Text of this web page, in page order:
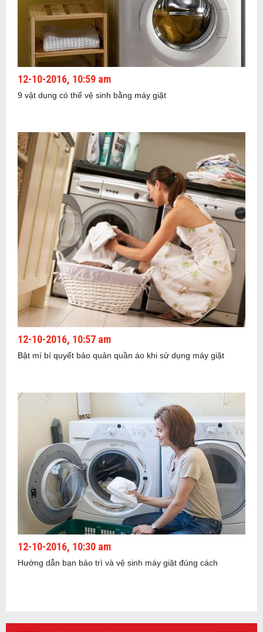
12-10-2016, 10:59 am
9 vật dụng có thể vệ sinh bằng máy giặt
12-10-2016, 10:57 am
Bật mí bí quyết bảo quản quần áo khi sử dụng máy giặt
12-10-2016, 10:30 am
Hướng dẫn bạn bảo trì và vệ sinh máy giặt đúng cách